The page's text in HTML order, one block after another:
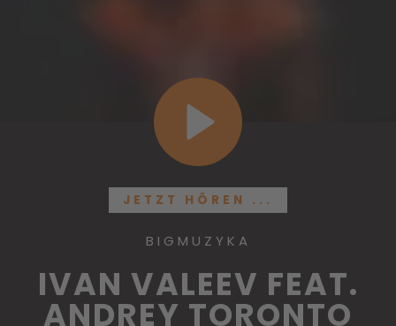
JETZT HÖREN ...
BIGMUZYKA
IVAN VALEEV FEAT.
ANDREY TORONTO